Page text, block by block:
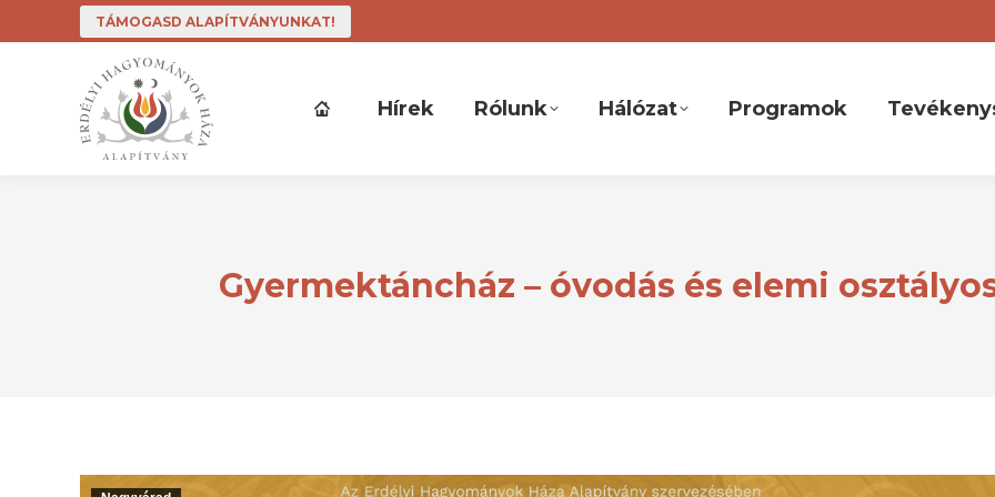
TÁMOGASD ALAPÍTVÁNYUNKAT!
Hírek Rólunk Hálózat Programok
Gyermektáncház – óvodás és elemi